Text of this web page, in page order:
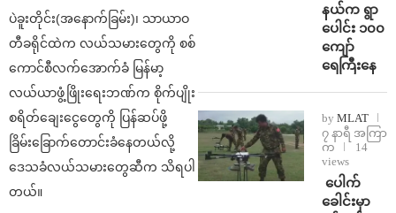
ပဲခူးတိုင်း(အနောက်ခြမ်း)၊ သာယာဝ
တီခရိုင်ထဲက လယ်သမားတွေကို စစ်
ကောင်စီလက်အောက်ခံ မြန်မာ့
လယ်ယာဖွံ့ဖြိုးရေးဘဏ်က စိုက်ပျိုး
စရိတ်ချေးငွေတွေကို ပြန်ဆပ်ဖို့
ခြိမ်းခြောက်တောင်းခံနေတယ်လို့
ဒေသခံလယ်သမားတွေဆီက သိရပါ
တယ်။
နယ်က ရွာ
ပေါင်း ၁၀၀
ကျော်
ရေကြီးနေ
by MLAT
၇ နာရီ အကြာ
က
14
views
⁩ ⁨ပေါက်
ခေါင်းမှာ